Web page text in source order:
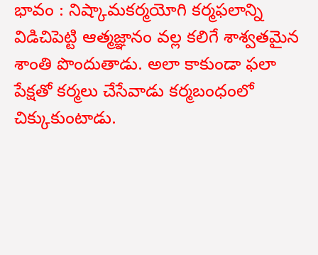
భావం : నిష్కామకర్మయోగి కర్మఫలాన్ని
విడిచిపెట్టి ఆత్మజ్ఞానం వల్ల కలిగే శాశ్వతమైన
శాంతి పొందుతాడు. అలా కాకుండా ఫలా
పేక్షతో కర్మలు చేసేవాడు కర్మబంధంలో
చిక్కుకుంటాడు.